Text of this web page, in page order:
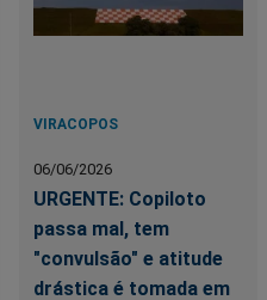
VIRACOPOS
06/06/2026
URGENTE: Copiloto
passa mal, tem
"convulsão" e atitude
drástica é tomada em